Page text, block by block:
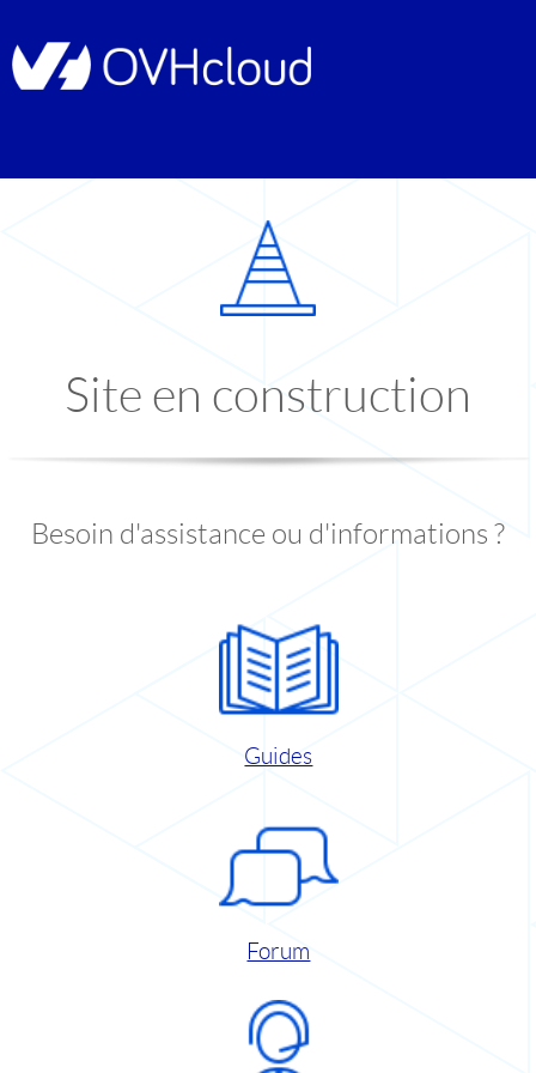
Site en construction
Besoin d'assistance ou d'informations ?
Guides
Forum